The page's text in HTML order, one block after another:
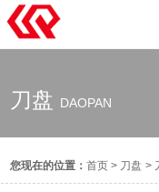
刀盘 DAOPAN
您现在的位置：首页 > 刀盘 >